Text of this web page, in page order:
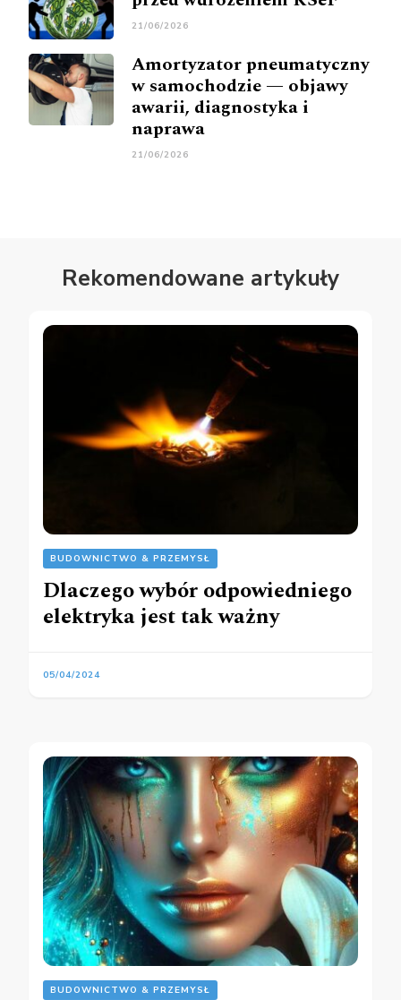
21/06/2026
Amortyzator pneumatyczny
w samochodzie — objawy
awarii, diagnostyka i
naprawa
21/06/2026
Rekomendowane artykuły
BUDOWNICTWO & PRZEMYSŁ
Dlaczego wybór odpowiedniego
elektryka jest tak ważny
05/04/2024
BUDOWNICTWO & PRZEMYSŁ